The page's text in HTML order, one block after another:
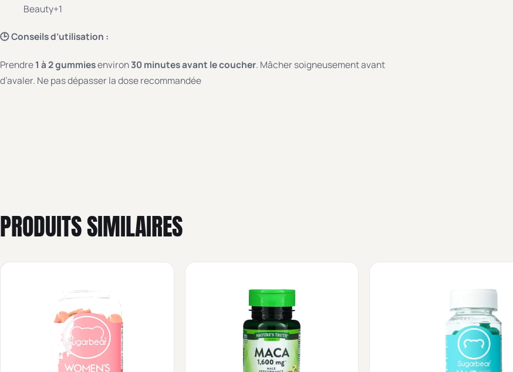
Beauty+1
🕒 Conseils d’utilisation :
Prendre1 à 2 gummiesenviron30 minutes avant le coucher. Mâcher soigneusement avant
d’avaler. Ne pas dépasser la dose recommandée
PRODUITS SIMILAIRES